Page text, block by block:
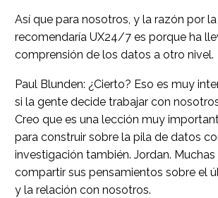
Así que para nosotros, y la razón por
recomendaría UX24/7 es porque ha
comprensión de los datos a otro nivel.
Paul Blunden: ¿Cierto? Eso es muy
si la gente decide trabajar con
Creo que es una lección muy
para construir sobre la pila de datos
investigación también. Jordan.
compartir sus pensamientos sobre el
y la relación con nosotros.